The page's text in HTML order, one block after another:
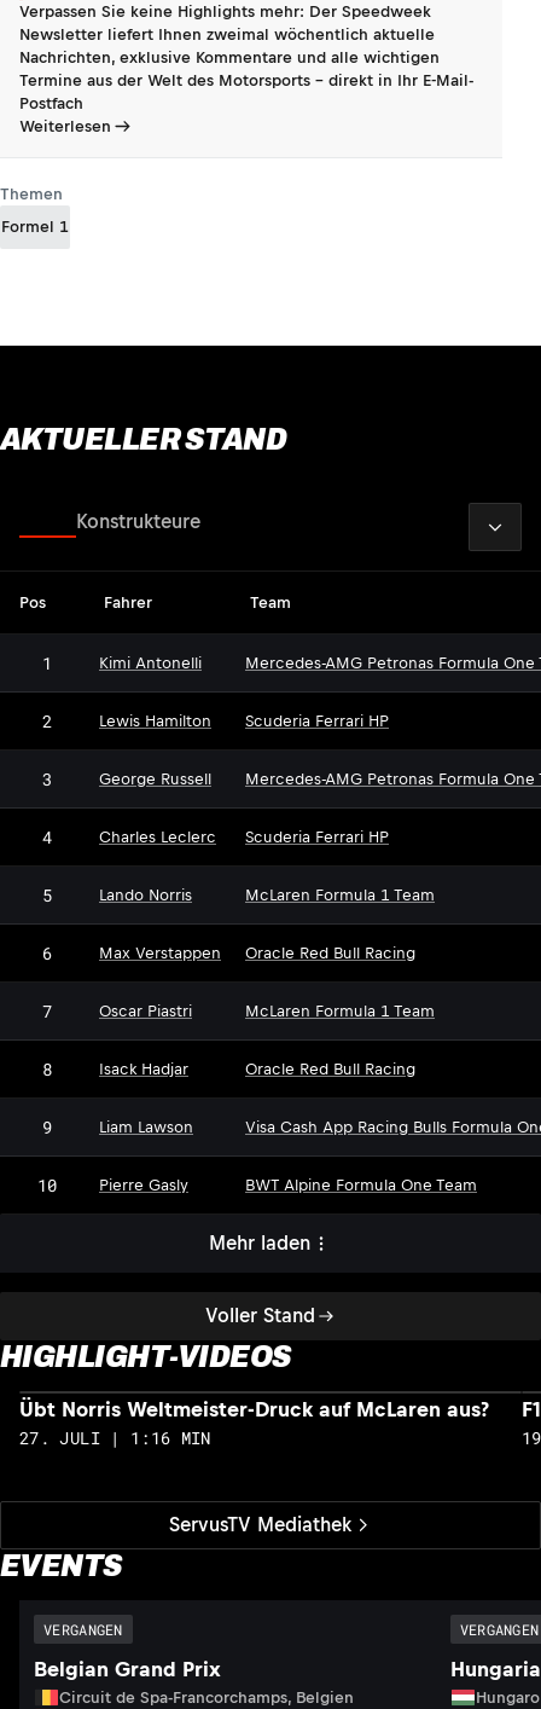
Verpassen Sie keine Highlights mehr: Der Speedweek
Newsletter liefert Ihnen zweimal wöchentlich aktuelle
Nachrichten, exklusive Kommentare und alle wichtigen
Termine aus der Welt des Motorsports - direkt in Ihr E-Mail-
Postfach
Weiterlesen
Themen
Formel 1
AKTUELLER STAND
Voller Stand
Konstrukteure
Pos Fahrer Team
1 Kimi Antonelli Mercedes-AMG Petronas Formula One
2 Lewis Hamilton Scuderia Ferrari HP
3 George Russell Mercedes-AMG Petronas Formula One
4 Charles Leclerc Scuderia Ferrari HP
5 Lando Norris McLaren Formula 1 Team
6 Max Verstappen Oracle Red Bull Racing
7 Oscar Piastri McLaren Formula 1 Team
8 Isack Hadjar Oracle Red Bull Racing
9 Liam Lawson Visa Cash App Racing Bulls Formula
10 Pierre Gasly BWT Alpine Formula One Team
Mehr laden
HIGHLIGHT-VIDEOS
ServusTV Mediathek
Übt Norris Weltmeister-Druck auf McLaren aus?
27. JULI | 1:16 MIN
EVENTS
VERGANGEN
Belgian Grand Prix
Circuit de Spa-Francorchamps, Belgien
VERGANGEN